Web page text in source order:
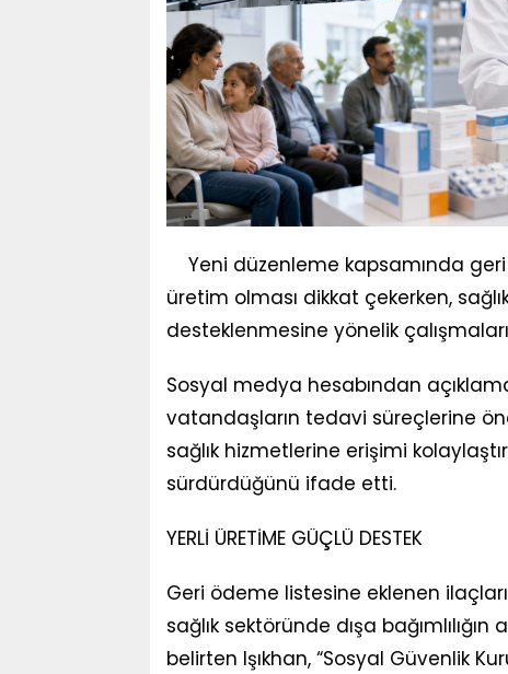
Yeni düzenleme kapsamında
üretim olması dikkat çekerken,
desteklenmesine yönelik
Sosyal medya hesabından
vatandaşların tedavi süreçlerine
sağlık hizmetlerine erişimi
sürdürdüğünü ifade etti.
YERLİ ÜRETİME GÜÇLÜ DESTEK
Geri ödeme listesine eklenen
sağlık sektöründe dışa
belirten Işıkhan, “Sosyal Güvenlik